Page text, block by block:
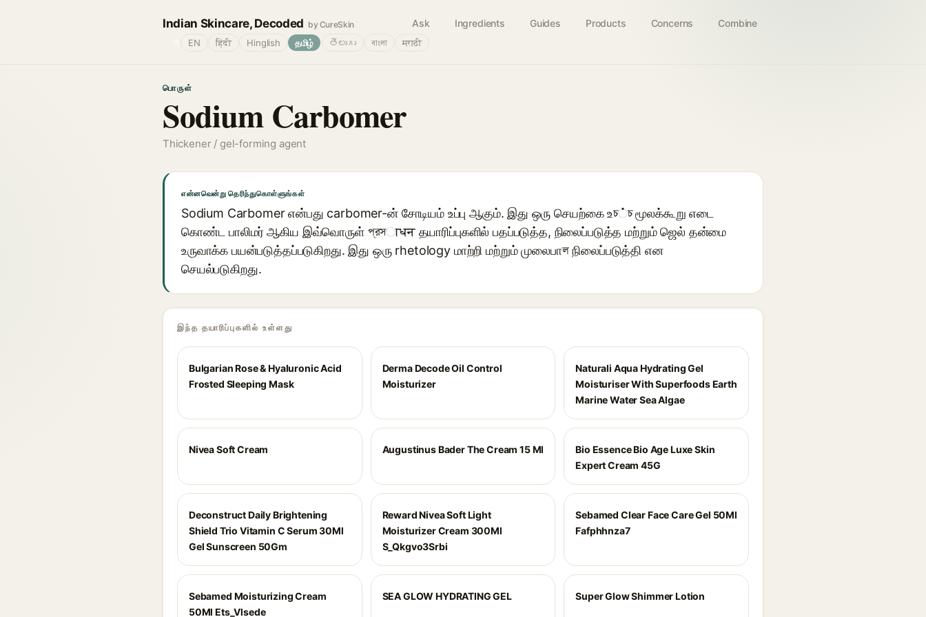
Indian Skincare, Decoded by CureSkin Ask Ingredients Guides Products Concerns Combine
EN हिंदी Hinglish தமிழ் తెలుగు বাংলা मराठी
பொருள்
Sodium Carbomer
Thickener / gel-forming agent
என்னவென்று தெரிந்துகொள்ளுங்கள்
Sodium Carbomer என்பது carbomer-ன் சோடியம் உப்பு ஆகும். இது ஒரு செயற்கை உচ்চ மூலக்கூறு எடை
கொண்ட பாலிமர் ஆகிய இவ்வொருள் প্রসाधन தயாரிப்புகளில் பதப்படுத்த, நிலைப்படுத்த மற்றும் ஜெல் தன்மை
உருவாக்க பயன்படுத்தப்படுகிறது. இது ஒரு rhetology மாற்றி மற்றும் முலைபாল நிலைப்படுத்தி என
செயல்படுகிறது.
இந்த தயாரிப்புகளில் உள்ளது
Bulgarian Rose & Hyaluronic Acid
Frosted Sleeping Mask
Derma Decode Oil Control
Moisturizer
Naturali Aqua Hydrating Gel
Moisturiser With Superfoods Earth
Marine Water Sea Algae
Nivea Soft Cream Augustinus Bader The Cream 15 Ml
Bio Essence Bio Age Luxe Skin
Expert Cream 45G
Deconstruct Daily Brightening
Shield Trio Vitamin C Serum 30Ml
Gel Sunscreen 50Gm
Reward Nivea Soft Light
Moisturizer Cream 300Ml
S_Qkgvo3Srbi
Sebamed Clear Face Care Gel 50Ml
Fafphhnza7
Sebamed Moisturizing Cream
50Ml Ets_Vlsede
SEA GLOW HYDRATING GEL Super Glow Shimmer Lotion